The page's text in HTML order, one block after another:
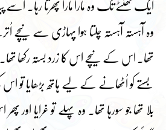
ایک گھنٹے تک وہ مارا مارا پھرتا رہا۔
وہ آہستہ آہستہ چلتا ہوا پہاڑی سے نیچے
تھا۔ اس کے نیچے اس کا زرد بستہ رکھا تھا۔
بستے کو اُٹھانے کے لیے ہاتھ بڑھایا تو
بلا تھا جو سورہا تھا۔ وہ پہلے تو غرایا